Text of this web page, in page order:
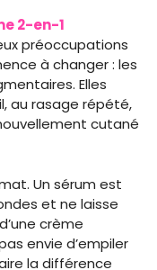
2-en-1
préoccupations
à changer : les
Elles
au rasage répété,
cutané
Un sérum est
et ne laisse
crème
envie d’empiler
la différence